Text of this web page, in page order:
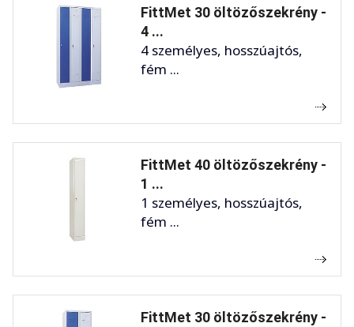
FittMet 30 öltözőszekrény -
4 ...
4 személyes, hosszúajtós,
fém ...
FittMet 40 öltözőszekrény -
1 ...
1 személyes, hosszúajtós,
fém ...
FittMet 30 öltözőszekrény -